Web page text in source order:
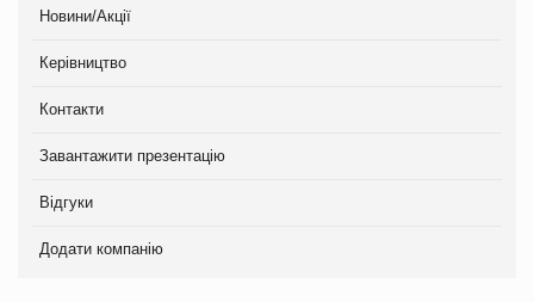
Новини/Акції
Керівництво
Контакти
Завантажити презентацію
Відгуки
Додати компанію